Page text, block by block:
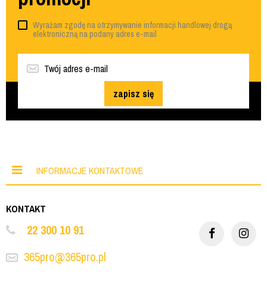
Wyrażam zgodę na otrzymywanie informacji handlowej drogą
elektroniczną na podany adres e-mail
zapisz się
INFORMACJE KONTAKTOWE
KONTAKT
22 300 10 91
365pro@365pro.pl